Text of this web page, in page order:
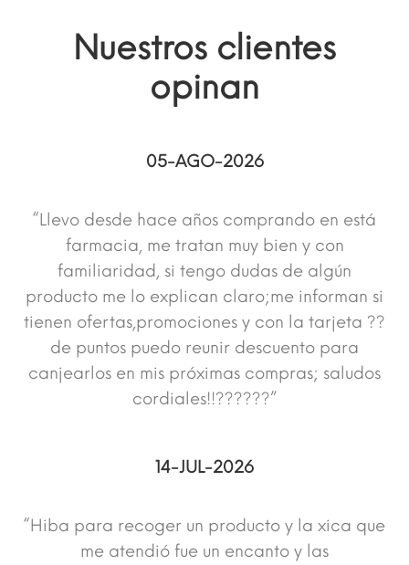
Nuestros clientes
opinan
05-AGO-2026
“Llevo desde hace años comprando en está
farmacia, me tratan muy bien y con
familiaridad, si tengo dudas de algún
producto me lo explican claro;me informan si
tienen ofertas,promociones y con la tarjeta ??
de puntos puedo reunir descuento para
canjearlos en mis próximas compras; saludos
cordiales!!??????”
14-JUL-2026
“Hiba para recoger un producto y la xica que
me atendió fue un encanto y las